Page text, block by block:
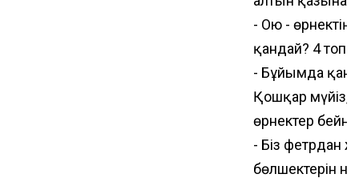
- Ою - өрнектің
қандай? 4
- Бұйымда
Қошқар мүйіз,
өрнектер
- Біз фетрдан
бөлшектерін не